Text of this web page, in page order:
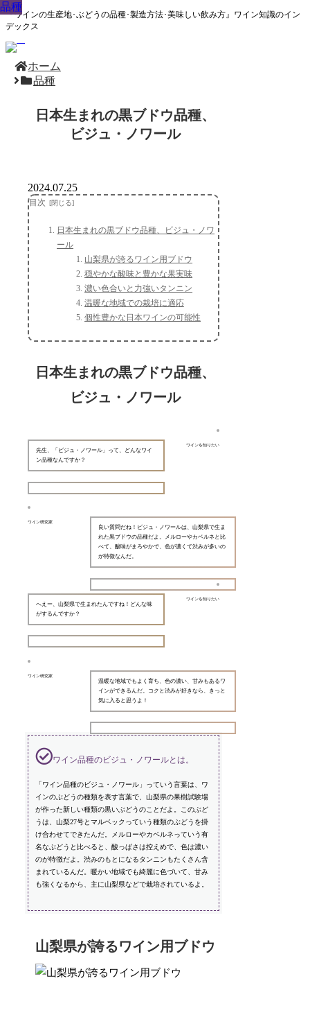
『ワインの生産地･ぶどうの品種･製造方法･美味しい飲み方』ワイン知識のイン
デックス
ホーム
品種
日本生まれの黒ブドウ品種、
ビジュ・ノワール
品種
2024.07.25
目次
日本生まれの黒ブドウ品種、ビジュ・ノワ
ール
山梨県が誇るワイン用ブドウ
穏やかな酸味と豊かな果実味
濃い色合いと力強いタンニン
温暖な地域での栽培に適応
個性豊かな日本ワインの可能性
日本生まれの黒ブドウ品種、
ビジュ・ノワール
ワインを知りたい
先生、「ビジュ・ノワール」って、どんなワイ
ン品種なんですか？
ワイン研究家
良い質問だね！ビジュ・ノワールは、山梨県で生ま
れた黒ブドウの品種だよ。メルローやカベルネと比
べて、酸味がまろやかで、色が濃くて渋みが多いの
が特徴なんだ。
ワインを知りたい
へえー、山梨県で生まれたんですね！どんな味
がするんですか？
ワイン研究家
温暖な地域でもよく育ち、色の濃い、甘みもあるワ
インができるんだ。コクと渋みが好きなら、きっと
気に入ると思うよ！
ワイン品種のビジュ・ノワールとは。
「ワイン品種のビジュ・ノワール」っていう言葉は、ワ
インのぶどうの種類を表す言葉で、山梨県の果樹試験場
が作った新しい種類の黒いぶどうのことだよ。このぶど
うは、山梨27号とマルベックっていう種類のぶどうを掛
け合わせてできたんだ。メルローやカベルネっていう有
名なぶどうと比べると、酸っぱさは控えめで、色は濃い
のが特徴だよ。渋みのもとになるタンニンもたくさん含
まれているんだ。暖かい地域でも綺麗に色づいて、甘み
も強くなるから、主に山梨県などで栽培されているよ。
山梨県が誇るワイン用ブドウ
品種
品種
品種
品種
品種
品種
品種
品種